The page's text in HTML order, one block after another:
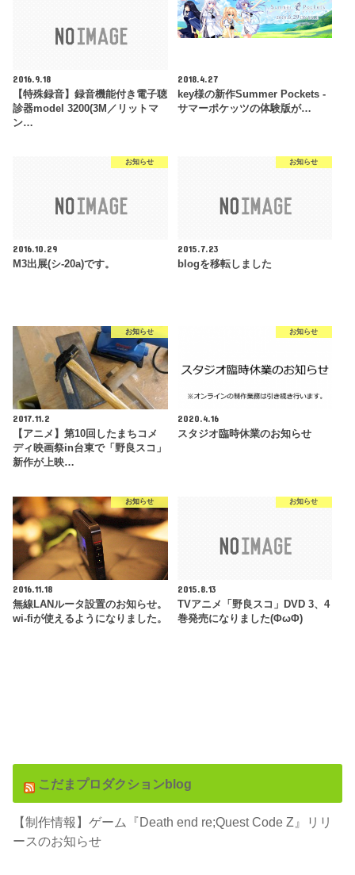
2016.9.18
【特殊録音】録音機能付き電子聴
診器model 3200(3M／リットマ
ン…
2018.4.27
key様の新作Summer Pockets -
サマーポケッツの体験版が…
お知らせ
2016.10.29
M3出展(シ-20a)です。
お知らせ
2015.7.23
blogを移転しました
お知らせ
2017.11.2
【アニメ】第10回したまちコメ
ディ映画祭in台東で「野良スコ」
新作が上映…
お知らせ
2020.4.16
スタジオ臨時休業のお知らせ
お知らせ
2016.11.18
無線LANルータ設置のお知らせ。
wi-fiが使えるようになりました。
お知らせ
2015.8.13
TVアニメ「野良スコ」DVD 3、4
巻発売になりました(ΦωΦ)
こだまプロダクションblog
【制作情報】ゲーム『Death end re;Quest Code Z』リリ
ースのお知らせ